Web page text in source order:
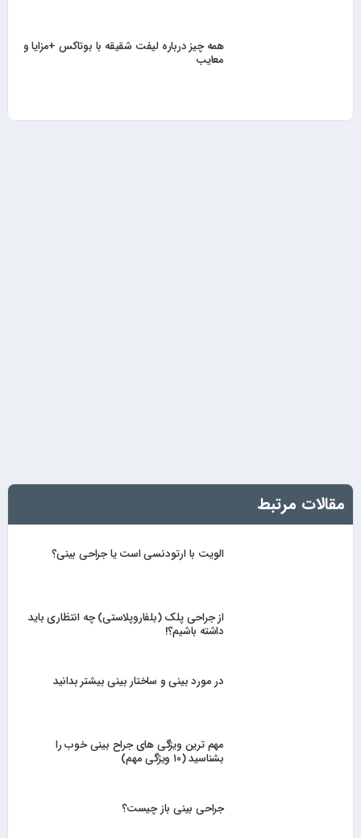
همه چیز درباره لیفت شقیقه با بوتاکس +مزایا و
معایب
مقالات مرتبط
الویت با ارتودنسی است یا جراحی بینی؟
از جراحی پلک (بلفاروپلاستی) چه انتظاری باید
داشته باشیم؟!
در مورد بینی و ساختار بینی بیشتر بدانید
مهم ترین ویژگی های جراح بینی خوب را
بشناسید (۱۰ ویژگی مهم)
جراحی بینی باز چیست؟